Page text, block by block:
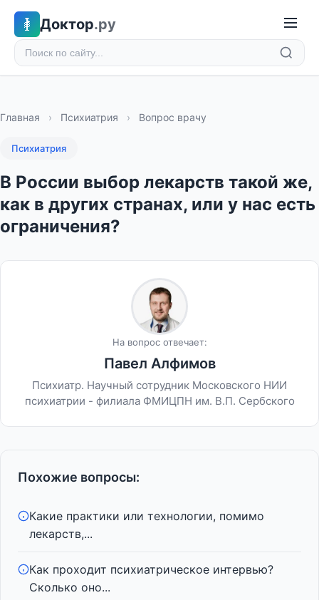
Доктор.ру
Главная › Психиатрия › Вопрос врачу
Психиатрия
В России выбор лекарств такой же,
как в других странах, или у нас есть
ограничения?
На вопрос отвечает:
Павел Алфимов
Психиатр. Научный сотрудник Московского НИИ
психиатрии - филиала ФМИЦПН им. В.П. Сербского
Похожие вопросы:
Какие практики или технологии, помимо
лекарств,...
Как проходит психиатрическое интервью?
Сколько оно...